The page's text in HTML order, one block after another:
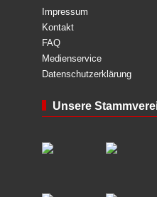
Impressum
Kontakt
FAQ
Medienservice
Datenschutzerklärung
Unsere